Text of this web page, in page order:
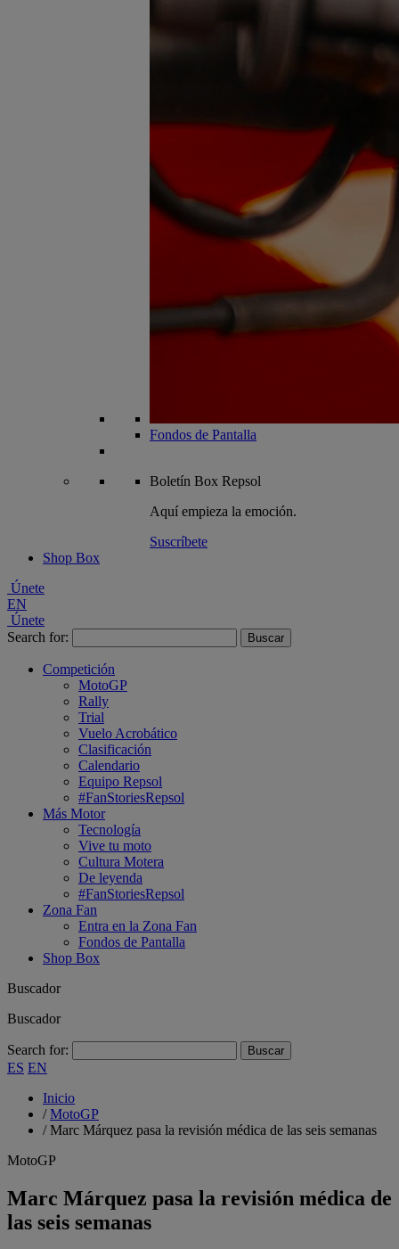
Fondos de Pantalla
Boletín Box Repsol
Aquí empieza la emoción.
Suscríbete
Shop Box
Únete
EN
Únete
Search for:
Competición
MotoGP
Rally
Trial
Vuelo Acrobático
Clasificación
Calendario
Equipo Repsol
#FanStoriesRepsol
Más Motor
Tecnología
Vive tu moto
Cultura Motera
De leyenda
#FanStoriesRepsol
Zona Fan
Entra en la Zona Fan
Fondos de Pantalla
Shop Box
Buscador
Buscador
Search for:
ES EN
Inicio
/MotoGP
/Marc Márquez pasa la revisión médica de las seis semanas
MotoGP
Marc Márquez pasa la revisión médica de
las seis semanas